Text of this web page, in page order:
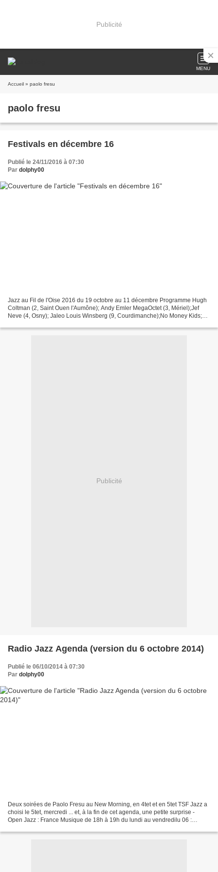
Publicité
MENU
Accueil » paolo fresu
paolo fresu
Festivals en décembre 16
Publié le 24/11/2016 à 07:30
Par dolphy00
Jazz au Fil de l'Oise 2016 du 19 octobre au 11 décembre Programme Hugh
Coltman (2, Saint Ouen l'Aumône); Andy Emler MegaOctet (3, Mériel);Jef
Neve (4, Osny); Jaleo Louis Winsberg (9, Courdimanche);No Money Kids;
Publicité
Radio Jazz Agenda (version du 6 octobre 2014)
Publié le 06/10/2014 à 07:30
Par dolphy00
Deux soirées de Paolo Fresu au New Morning, en 4tet et en 5tet TSF Jazz a
choisi le 5tet, mercredi ... et, à la fin de cet agenda, une petite surprise -
Open Jazz : France Musique de 18h à 19h du lundi au vendredilu 06 :